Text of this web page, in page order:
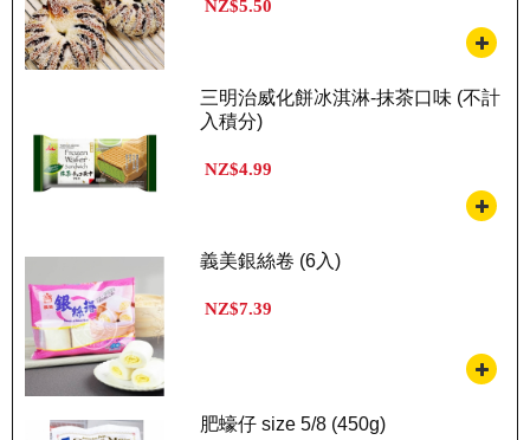
NZ$5.50
三明治威化餅冰淇淋-抹茶口味 (不計
入積分)
NZ$4.99
義美銀絲卷 (6入)
NZ$7.39
肥蠔仔 size 5/8 (450g)